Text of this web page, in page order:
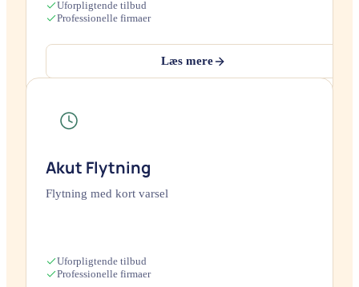
Uforpligtende tilbud
Professionelle firmaer
Læs mere
Akut Flytning
Flytning med kort varsel
Uforpligtende tilbud
Professionelle firmaer